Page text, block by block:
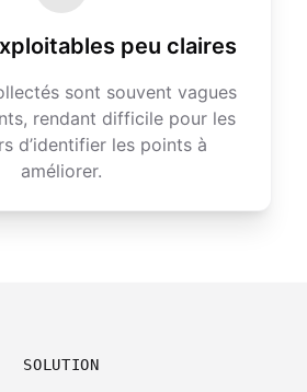
peu claires
sont souvent vagues
rendant difficile pour les
d’identifier les points à
améliorer.
SOLUTION